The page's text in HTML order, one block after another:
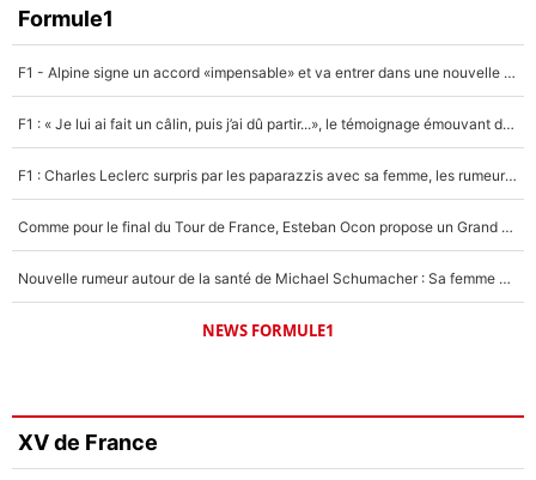
Formule1
F1 - Alpine signe un accord «impensable» et va entrer dans une nouvelle dimension : Grande nouvelle pour Pierre Gasly !
F1 : « Je lui ai fait un câlin, puis j’ai dû partir...», le témoignage émouvant de Max Verstappen sur sa fille
F1 : Charles Leclerc surpris par les paparazzis avec sa femme, les rumeurs étaient vraies !
Comme pour le final du Tour de France, Esteban Ocon propose un Grand Prix de Formule 1 à Paris : «Autour de l’Arc de Triomphe, ce serait génial» !
Nouvelle rumeur autour de la santé de Michael Schumacher : Sa femme Corinna sort du silence
NEWS FORMULE1
XV de France